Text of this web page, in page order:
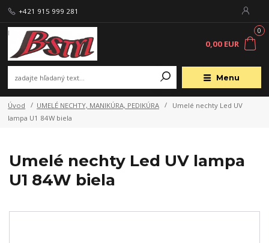
Menu
+421 915 999 281
0
0,00 EUR
Úvod UMELÉ NECHTY, MANIKÚRA, PEDIKÚRA
Umelé nechty Led UV
lampa U1 84W biela
Umelé nechty Led UV lampa
U1 84W biela